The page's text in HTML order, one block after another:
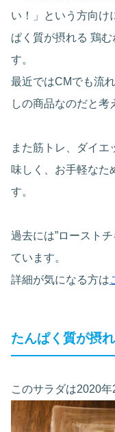
い！」という方向け
ぱく質が摂れる 鶏
す。
最近ではCMでも流
しの商品なのだと考
また筋トレ、ダイエ
味しく、お手軽なた
す。
過去には”ロースト
ています。
詳細が気になる方は
たんぱく質が摂
このサラダは2020年